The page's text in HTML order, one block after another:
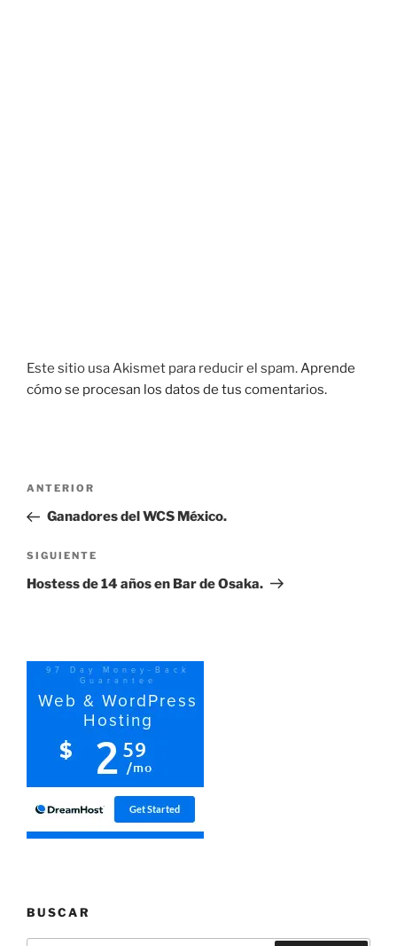
Este sitio usa Akismet para reducir el spam.Aprende
cómo se procesan los datos de tus comentarios.
Navegación
entradas
Entrada
anterior:
ANTERIOR
Ganadores del WCS México.
Siguiente
entrada
SIGUIENTE
Hostess de 14 años en Bar de Osaka.
BUSCAR